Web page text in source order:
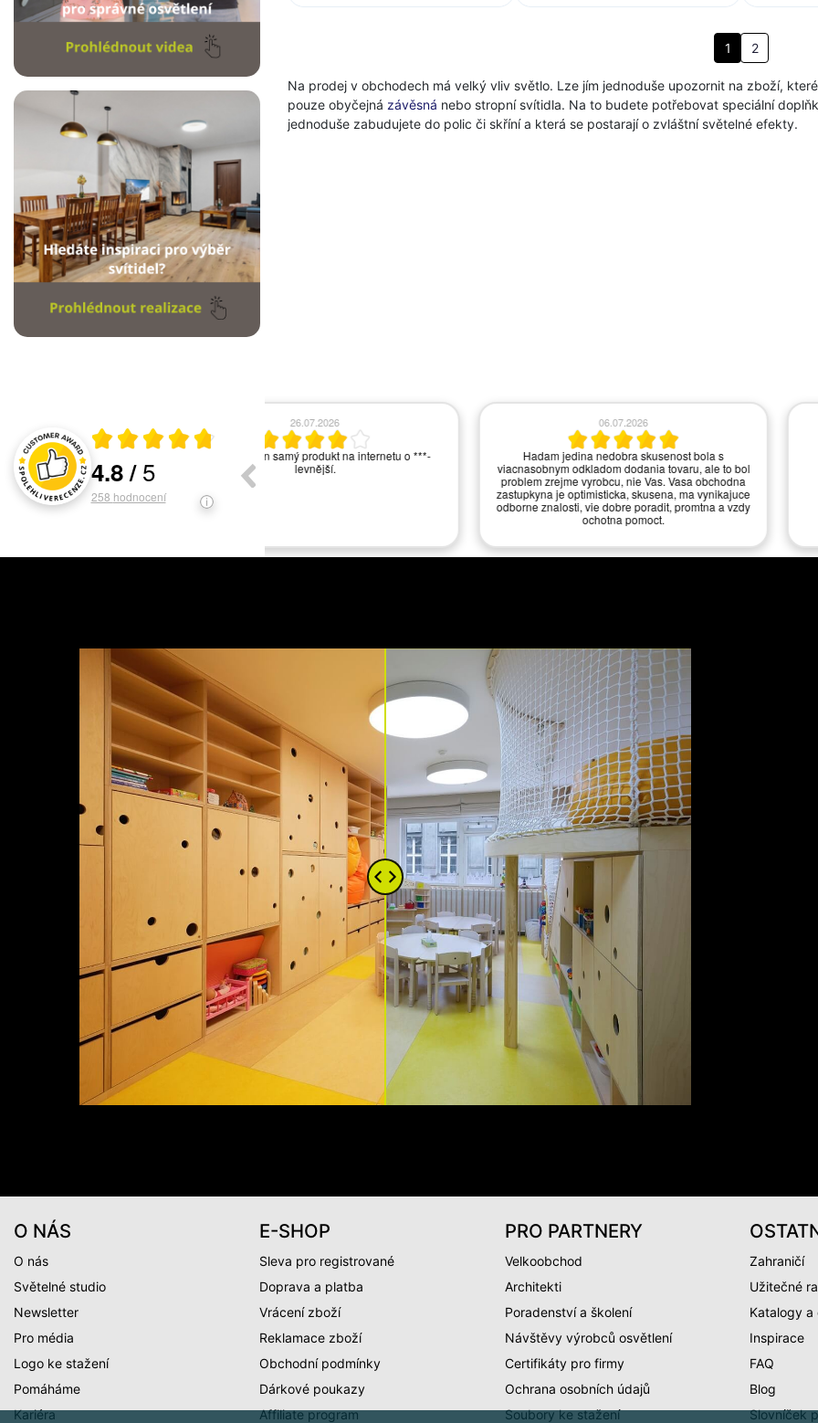
1 2
Na prodej v obchodech má velký vliv světlo. Lze jím jednoduše upozornit na zboží,
pouze obyčejná závěsná nebo stropní svítidla. Na to budete potřebovat speciální
jednoduše zabudujete do polic či skříní a která se postarají o zvláštní světelné efekty.
Hodnocení a recenze zákazníků
Průměrné hodnocení 4.8 z 5
4.8/5
258 hodnocení
Asi nejlepší světelné studio v Praze a okolí. Velmi
ochotný personál. Velké množství vystavených
Ano, jste vzorový obchod.
O NÁS
O nás
Světelné studio
Newsletter
Pro média
Logo ke stažení
Pomáháme
Kariéra
E-SHOP
Sleva pro registrované
Doprava a platba
Vrácení zboží
Reklamace zboží
Obchodní podmínky
Dárkové poukazy
Affiliate program
PRO PARTNERY
Velkoobchod
Architekti
Poradenství a školení
Návštěvy výrobců osvětlení
Certifikáty pro firmy
Ochrana osobních údajů
Soubory ke stažení
Zahraničí
Užitečné
Katalogy a
Inspirace
FAQ
Blog
Slovníček